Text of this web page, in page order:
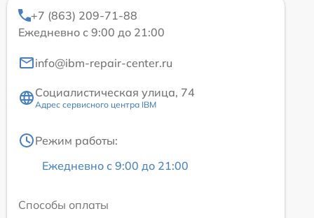
+7 (863) 209-71-88
Ежедневно с 9:00 до 21:00
info@ibm-repair-center.ru
Социалистическая улица, 74
Адрес сервисного центра IBM
Режим работы:
Ежедневно с 9:00 до 21:00
Способы оплаты